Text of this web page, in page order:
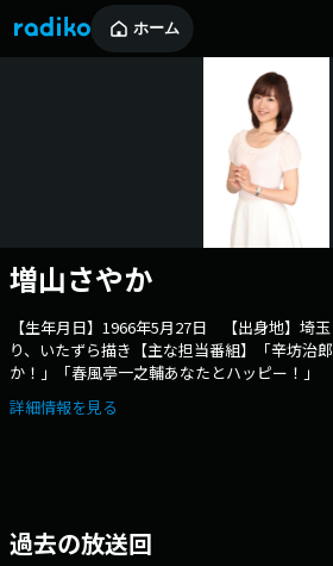
ホーム
増山さやか
【生年月日】1966年5月27日 【出身地】埼
り、いたずら描き【主な担当番組】「辛坊治
か！」「春風亭一之輔あなたとハッピー！」
詳細情報を見る
過去の放送回